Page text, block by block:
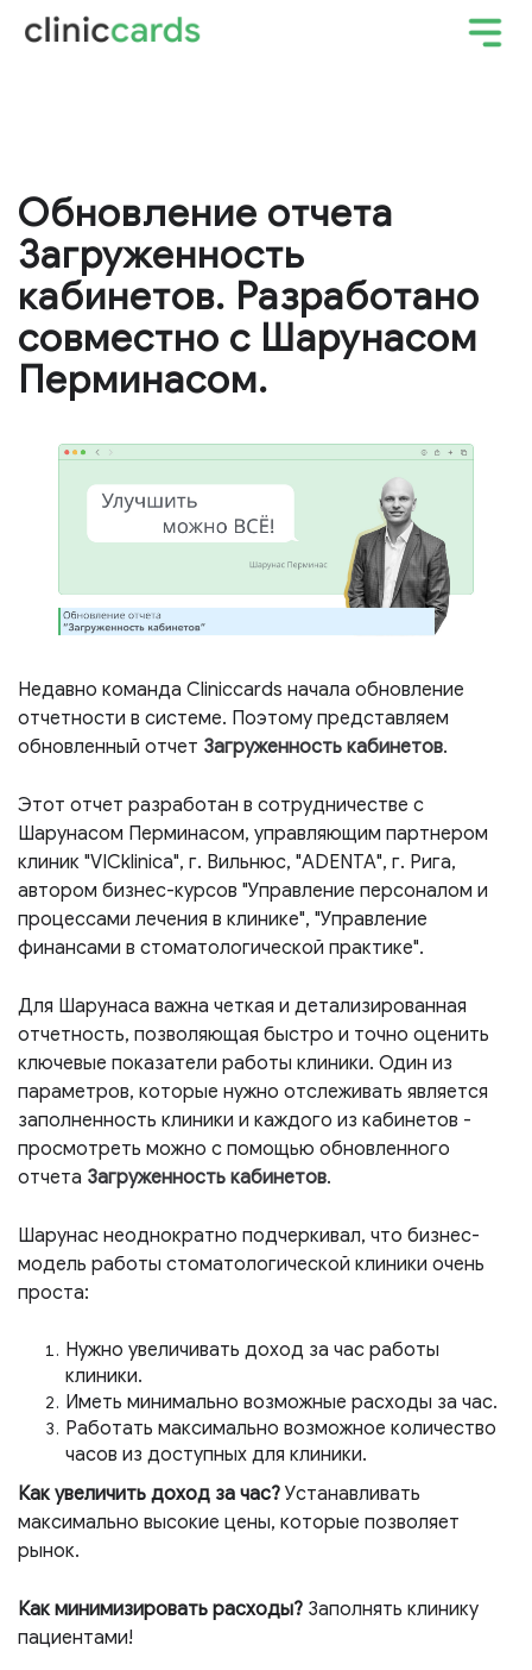
Обновление отчета
Загруженность
кабинетов. Разработано
совместно с Шарунасом
Перминасом.
Недавно команда Cliniccards начала обновление
отчетности в системе. Поэтому представляем
обновленный отчет Загруженность кабинетов.
Этот отчет разработан в сотрудничестве с
Шарунасом Перминасом, управляющим партнером
клиник "VICklinica", г. Вильнюс, "ADENTA", г. Рига,
автором бизнес-курсов "Управление персоналом и
процессами лечения в клинике", "Управление
финансами в стоматологической практике".
Для Шарунаса важна четкая и детализированная
отчетность, позволяющая быстро и точно оценить
ключевые показатели работы клиники. Один из
параметров, которые нужно отслеживать является
заполненность клиники и каждого из кабинетов -
просмотреть можно с помощью обновленного
отчета Загруженность кабинетов.
Шарунас неоднократно подчеркивал, что бизнес-
модель работы стоматологической клиники очень
проста:
Нужно увеличивать доход за час работы
клиники.
Иметь минимально возможные расходы за час.
Работать максимально возможное количество
часов из доступных для клиники.
Как увеличить доход за час? Устанавливать
максимально высокие цены, которые позволяет
рынок.
Как минимизировать расходы? Заполнять клинику
пациентами!